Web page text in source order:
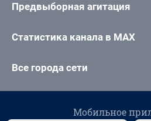
Предвыборная агитация
Статистика канала в MAX
Все города сети
Мобильное